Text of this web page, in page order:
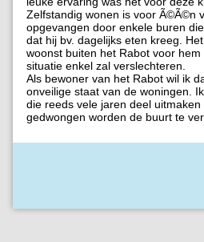
Zelfstandig wonen is voor Ã©Ã©n
opgevangen door enkele buren
dat hij bv. dagelijks eten kreeg.
woonst buiten het Rabot voor
situatie enkel zal verslechteren.
Als bewoner van het Rabot wil ik
onveilige staat van de woningen.
die reeds vele jaren deel
gedwongen worden de buurt te